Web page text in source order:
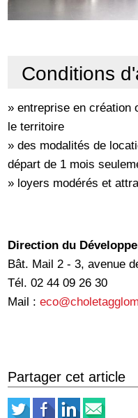
Conditions
» entreprise en création
le territoire
» des modalités de
départ de 1 mois
» loyers modérés et
Direction du
Bât. Mail 2 - 3, avenue
Tél. 02 44 09 26 30
Mail :
Partager cet article